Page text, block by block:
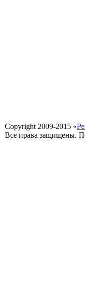
Copyright 2009-2015 «
Все права защищены.